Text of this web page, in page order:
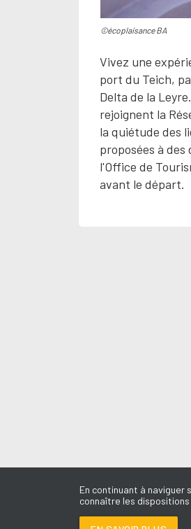
©écoplaisance BA
Vivez une
port du Teich,
Delta de la
rejoignent la
la quiétude des
proposées à
l'Office de
avant le départ.
En continuant à
connaître les dispositions